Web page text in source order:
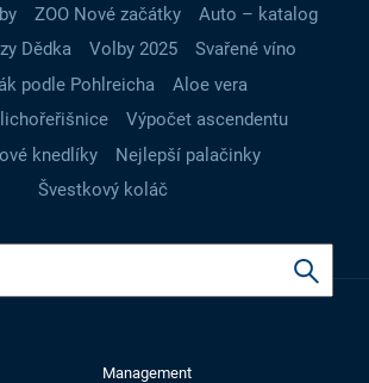
ZOO Nové začátky
Auto – katalog
Dědka
Volby 2025
Svařené víno
podle Pohlreicha
Aloe vera
Výpočet ascendentu
knedlíky
Nejlepší palačinky
Švestkový koláč
Management